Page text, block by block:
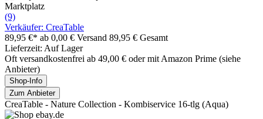
Marktplatz
(9)
Verkäufer: CreaTable
89,95 €* ab 0,00 € Versand 89,95 € Gesamt
Lieferzeit: Auf Lager
Oft versandkostenfrei ab 49,00 € oder mit Amazon Prime (siehe
Anbieter)
Shop-Info
Zum Anbieter
CreaTable - Nature Collection - Kombiservice 16-tlg (Aqua)